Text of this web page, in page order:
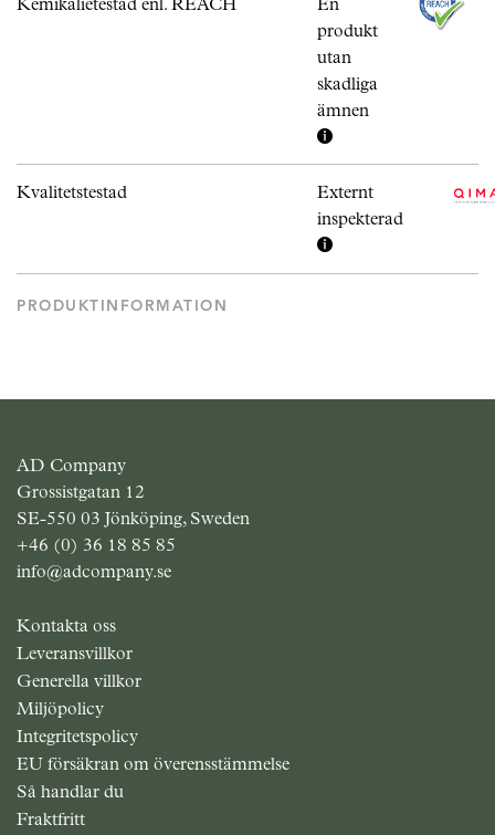
produkt
utan
skadliga
ämnen
Kvalitetstestad
Externt
inspekterad
PRODUKTINFORMATION
AD Company
Grossistgatan 12
SE-550 03 Jönköping, Sweden
+46 (0) 36 18 85 85
info@adcompany.se
Kontakta oss
Leveransvillkor
Generella villkor
Miljöpolicy
Integritetspolicy
EU försäkran om överensstämmelse
Så handlar du
Fraktfritt